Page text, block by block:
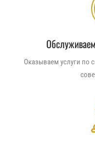
Оказываем услуги по